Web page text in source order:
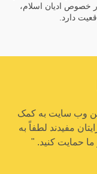
خصوص ادیان اسلام،
دارد.
وب سایت به کمک
مفیدند لطفاً به
حمایت کنید. "